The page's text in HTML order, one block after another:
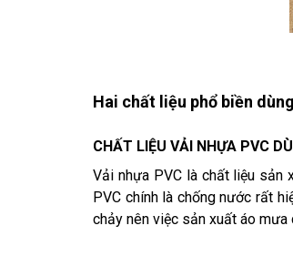
Hai chất liệu phổ biền
CHẤT LIỆU VẢI NHỰA PVC
Vải nhựa PVC là chất liệu sản
PVC chính là chống nước rất
chảy nên việc sản xuất áo